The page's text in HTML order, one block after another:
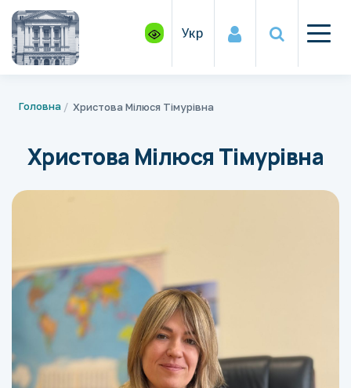
Укр
Головна Христова Мілюся Тімурівна
Христова Мілюся Тімурівна